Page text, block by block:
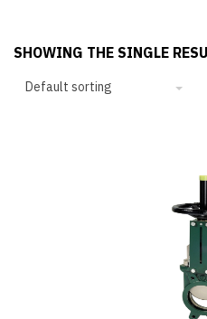
SHOWING THE SINGLE